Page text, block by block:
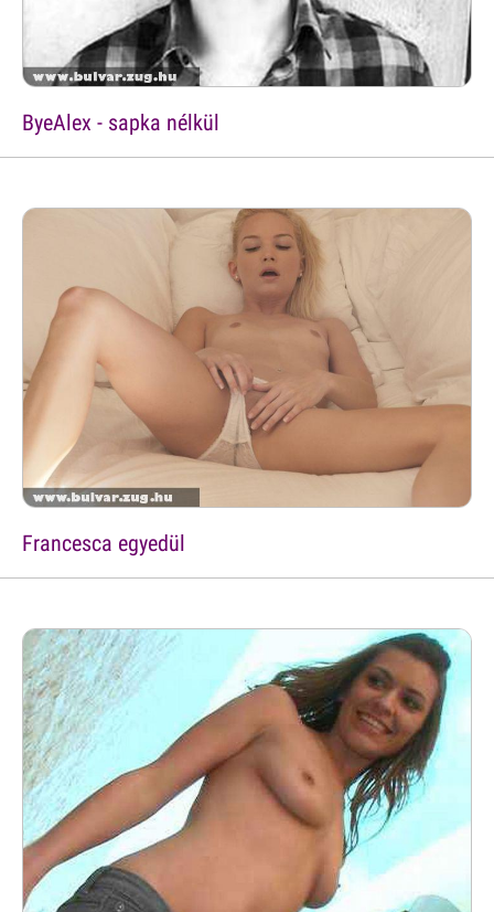
ByeAlex - sapka nélkül
Francesca egyedül